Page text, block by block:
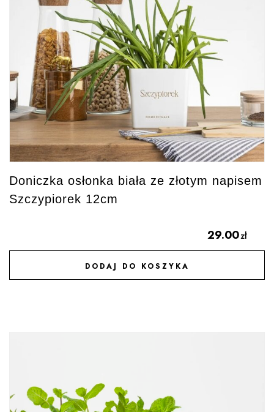
Doniczka osłonka biała ze złotym napisem
Szczypiorek 12cm
29.00zł
DODAJ DO KOSZYKA
DODAJ DO ULUBIONYCH